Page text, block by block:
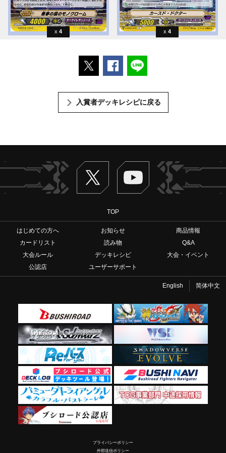
4 4
ポストするFacebookでシェアする
入賞者デッキレシピに戻る
Twitter ヴァンガードch
TOP
はじめての方へ お知らせ
商品情報
カードリスト
読み物
Q&A
大会ルール
デッキレシピ
大会・イベント
公認店
ユーザーサポート
English 简体中文
プライバシーポリシー
外部送信ポリシー